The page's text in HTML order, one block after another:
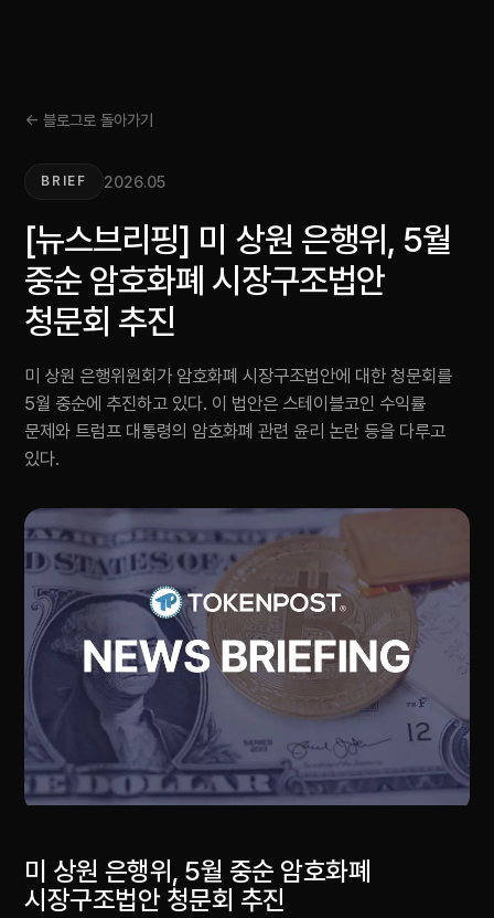
← 블로그로 돌아가기
BRIEF 2026.05
[뉴스브리핑] 미 상원 은행위, 5월
중순 암호화폐 시장구조법안
청문회 추진
미 상원 은행위원회가 암호화폐 시장구조법안에 대한 청문회를
5월 중순에 추진하고 있다. 이 법안은 스테이블코인 수익률
문제와 트럼프 대통령의 암호화폐 관련 윤리 논란 등을 다루고
있다.
미 상원 은행위, 5월 중순 암호화폐
시장구조법안 청문회 추진